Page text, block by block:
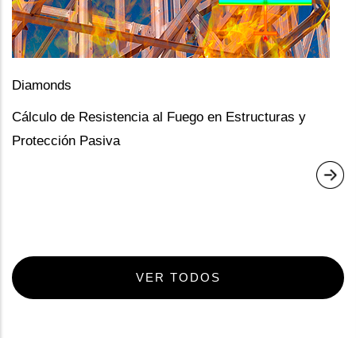
Diamonds
Cálculo de Resistencia al Fuego en Estructuras y
Protección Pasiva
VER TODOS